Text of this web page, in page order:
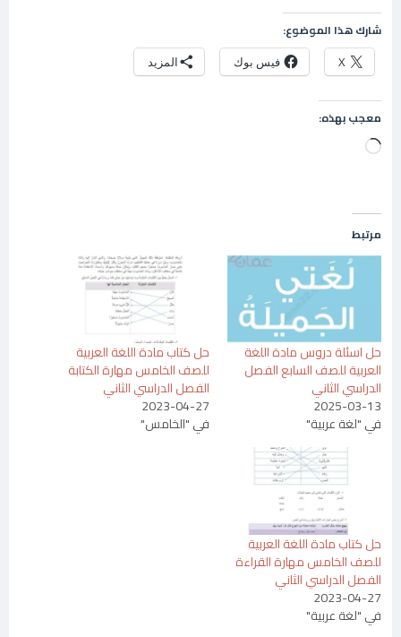
شارك هذا الموضوع:
X فيس بوك المزيد
معجب بهذه:
جاري
مرتبط
حل اسئلة دروس مادة اللغة
العربية للصف السابع الفصل
الدراسي الثاني
2025-03-13
في "لغة عربية"
حل كتاب مادة اللغة العربية
للصف الخامس مهارة الكتابة
الفصل الدراسي الثاني
2023-04-27
في "الخامس"
حل كتاب مادة اللغة العربية
للصف الخامس مهارة القراءة
الفصل الدراسي الثاني
2023-04-27
في "لغة عربية"